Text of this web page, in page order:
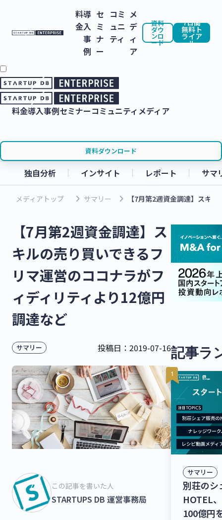
料
金
導
入
事
例
セ
ミ
ナ
ー
コミ
ュニ
ティ
メ
デ
ィ
ア
資料
ダウ
ンロ
ード
7日間
無料ト
ライア
ル
料金導入事例セミナーコミュニティ メディア
資料ダウンロード
独自分析 インサイト レポート サマ
メディアトップ keyboard_arrow_right サマリー keyboard_arrow_right 【7月第2週資金調達】スキ
【7月第2週資金調達】ス
キルの売り買いできるフ
リマ運営のココナラがフ
ィディリティより12億円
調達など
サマリー 投稿日： 2019-07-16
この記事を書いた人
STARTUPS DB 運営事務局
記事ラ
サマリー
別荘のシ
HOTEL
100億円